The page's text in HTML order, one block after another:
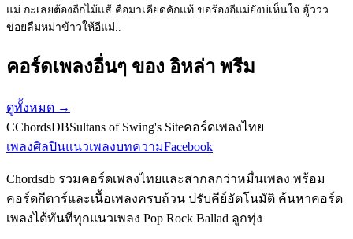
แม่ กะเลยต้องถืกไม้แส้ คือมาเคียดคักแท้ ขอร้องอีแม่ยังบ่เห็นใจ ฮู้ววว
ข่อยลืมหม่าข้าวให้อีแม่..
คอร์ดเพลงอื่นๆ ของ อิหล่า พรีม
ดูทั้งหมด →
CChordsDBSultans of Swing's Siteคอร์ดเพลงไทย
เพลงศิลปินแนวเพลงบทความFacebook
Chordsdb รวมคอร์ดเพลงไทยและสากลกว่าหมื่นเพลง พร้อม
คอร์ดกีตาร์และเนื้อเพลงครบถ้วน ปรับคีย์อัตโนมัติ ค้นหาคอร์ด
เพลงได้ทันทีทุกแนวเพลง Pop Rock Ballad ลูกทุ่ง